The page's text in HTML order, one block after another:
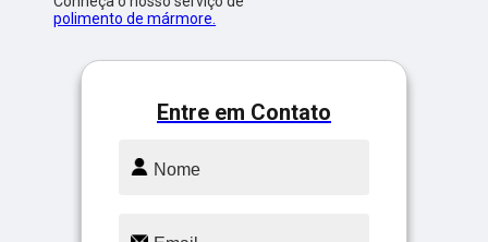
polimento de mármore.
Entre em Contato